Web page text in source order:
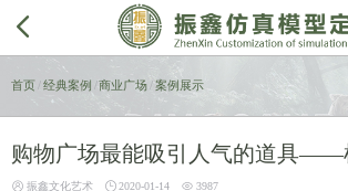

首页 经典案例 /商业广场 / 案例展示
购物广场最能吸引人气的道具——
 振鑫文化艺术  2020-01-14  3987